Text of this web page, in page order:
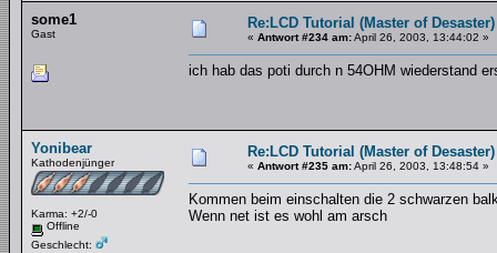
some1
Gast
Re:LCD Tutorial (Master of Desaster)
« Antwort #234 am:April 26, 2003, 13:44:02 »
ich hab das poti durch n 54OHM wiederstand
Yonibear
Kathodenjünger
Karma: +2/-0
Offline
Geschlecht:
Re:LCD Tutorial (Master of Desaster)
« Antwort #235 am:April 26, 2003, 13:48:54 »
Kommen beim einschalten die 2 schwarzen
Wenn net ist es wohl am arsch